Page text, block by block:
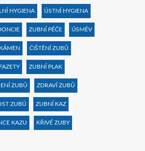
HYGIENA ÚSTNÍ HYGIENA
ZUBNÍ PÉČE ÚSMĚV
ČIŠTĚNÍ ZUBŮ
ZUBNÍ PLAK
ZUBŮ ZDRAVÍ ZUBŮ
ZUBŮ ZUBNÍ KAZ
KAZU KŘIVÉ ZUBY